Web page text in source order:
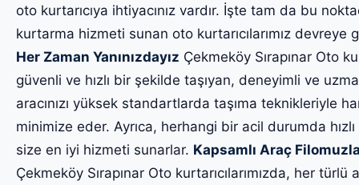
oto kurtarıcıya ihtiyacınız vardır. İşte tam da bu
kurtarma hizmeti sunan oto kurtarıcılarımız devreye
Her Zaman Yanınızdayız Çekmeköy Sırapınar Oto
güvenli ve hızlı bir şekilde taşıyan, deneyimli ve
aracınızı yüksek standartlarda taşıma teknikleriyle
minimize eder. Ayrıca, herhangi bir acil durumda
size en iyi hizmeti sunarlar. Kapsamlı Araç
Çekmeköy Sırapınar Oto kurtarıcılarımızda, her